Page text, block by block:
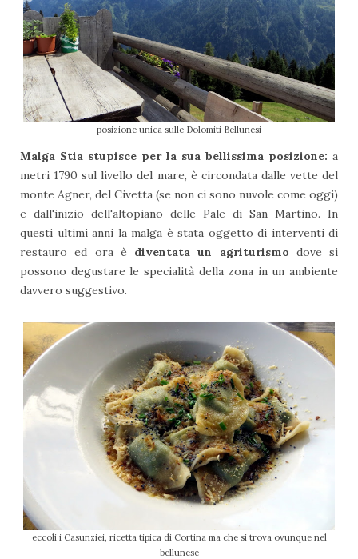
posizione unica sulle Dolomiti Bellunesi
Malga Stia stupisce per la sua bellissima posizione: a
metri 1790 sul livello del mare, è circondata dalle vette del
monte Agner, del Civetta (se non ci sono nuvole come oggi)
e dall'inizio dell'altopiano delle Pale di San Martino. In
questi ultimi anni la malga è stata oggetto di interventi di
restauro ed ora è diventata un agriturismo dove si
possono degustare le specialità della zona in un ambiente
davvero suggestivo.
eccoli i Casunziei, ricetta tipica di Cortina ma che si trova ovunque nel
bellunese